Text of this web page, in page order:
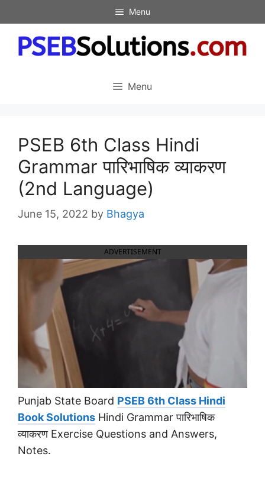
to
content
Menu
Menu
PSEB 6th Class Hindi
Grammar पारिभाषिक व्याकरण
(2nd Language)
June 15, 2022 by Bhagya
ADVERTISEMENT
Punjab State Board PSEB 6th Class Hindi
Book Solutions Hindi Grammar पारिभाषिक
व्याकरण Exercise Questions and Answers,
Notes.